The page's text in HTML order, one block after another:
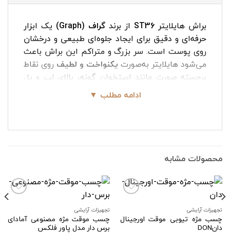
براش هایلایتر ST36 از برند گراف (Graph)
یک ابزار
حرفه‌ای و دقیق برای ایجاد جلوه‌ای طبیعی و درخشان
روی پوست است. سر بزرگ و متراکم این براش باعث
می‌شود هایلایتر به‌صورت یکنواخت و لطیف روی نقاط
برجسته صورت مانند استخوان گونه، بالای لب و پل
بینی پخش شود، بدون اینکه خطوط اضافی یا رد
براش باقی بماند. ST36 برای آرایش‌های روزانه و
درخشان به آرایش شما می‌بخشد.
ویژگی‌های براش هایلایتر بزرگ ST36
• مناسب هایلایترهای مایع و پودری
• موهای نرم و لطیف، مناسب پوست‌های حساس
• طراحی ارگونومیک دسته برای راحتی کار
• پوشش طبیعی و بدون رد براش
ادامه مطلب ▼
محصولات مشابه
افزودن
به
تجهیزات آرایشی
چسب مژه تیوبی موقت اورجینال
دانDON
افزودن
تجهیزات آرایشی
چسب موقت مژه مصنوعی آمادای
برس دار مدل پاور فلکس